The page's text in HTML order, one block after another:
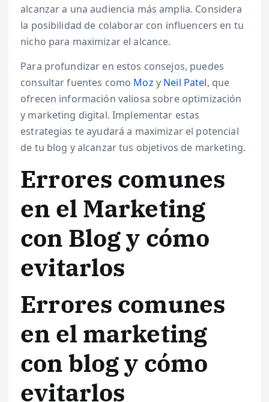
alcanzar a una audiencia más amplia. Considera
la posibilidad de colaborar con influencers en tu
nicho para maximizar el alcance.
Para profundizar en estos consejos, puedes
consultar fuentes como Moz y Neil Patel, que
ofrecen información valiosa sobre optimización
y marketing digital. Implementar estas
estrategias te ayudará a maximizar el potencial
de tu blog y alcanzar tus objetivos de marketing.
Errores comunes
en el Marketing
con Blog y cómo
evitarlos
Errores comunes
en el marketing
con blog y cómo
evitarlos